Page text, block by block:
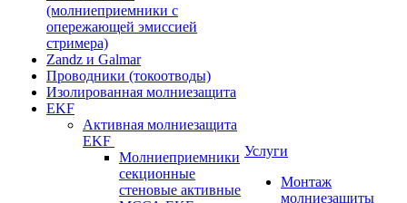
(молниеприемники с
опережающей эмиссией
стримера)
Zandz и Galmar
Проводники (токоотводы)
Изолированная молниезащита
EKF
Активная молниезащита
EKF
Молниеприемники
секционные
стеновые активные
Услуги
Монтаж
молниезащиты